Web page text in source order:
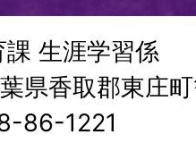
生涯学習係
県香取郡東庄
86-1221